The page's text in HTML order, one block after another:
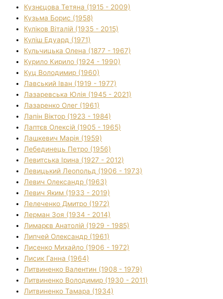
Кузнєцова Тетяна (1915 - 2009)
Кузьма Борис (1958)
Куліков Віталій (1935 - 2015)
Куліш Едуард (1971)
Кульчицька Олена (1877 - 1967)
Курило Кирило (1924 - 1990)
Куц Володимир (1960)
Лавський Іван (1919 - 1977)
Лазаревська Юлія (1945 - 2021)
Лазаренко Олег (1961)
Лапін Віктор (1923 - 1984)
Лаптєв Олексій (1905 - 1965)
Лашкевич Марія (1959)
Лебединець Петро (1956)
Левитська Ірина (1927 - 2012)
Левицький Леопольд (1906 - 1973)
Левич Олександр (1963)
Левич Яким (1933 - 2019)
Лелеченко Дмитро (1972)
Лерман Зоя (1934 - 2014)
Лимарєв Анатолій (1929 - 1985)
Липчей Олександр (1961)
Лисенко Михайло (1906 - 1972)
Лисик Ганна (1964)
Литвиненко Валентин (1908 - 1979)
Литвиненко Володимир (1930 - 2011)
Литвиненко Тамара (1934)